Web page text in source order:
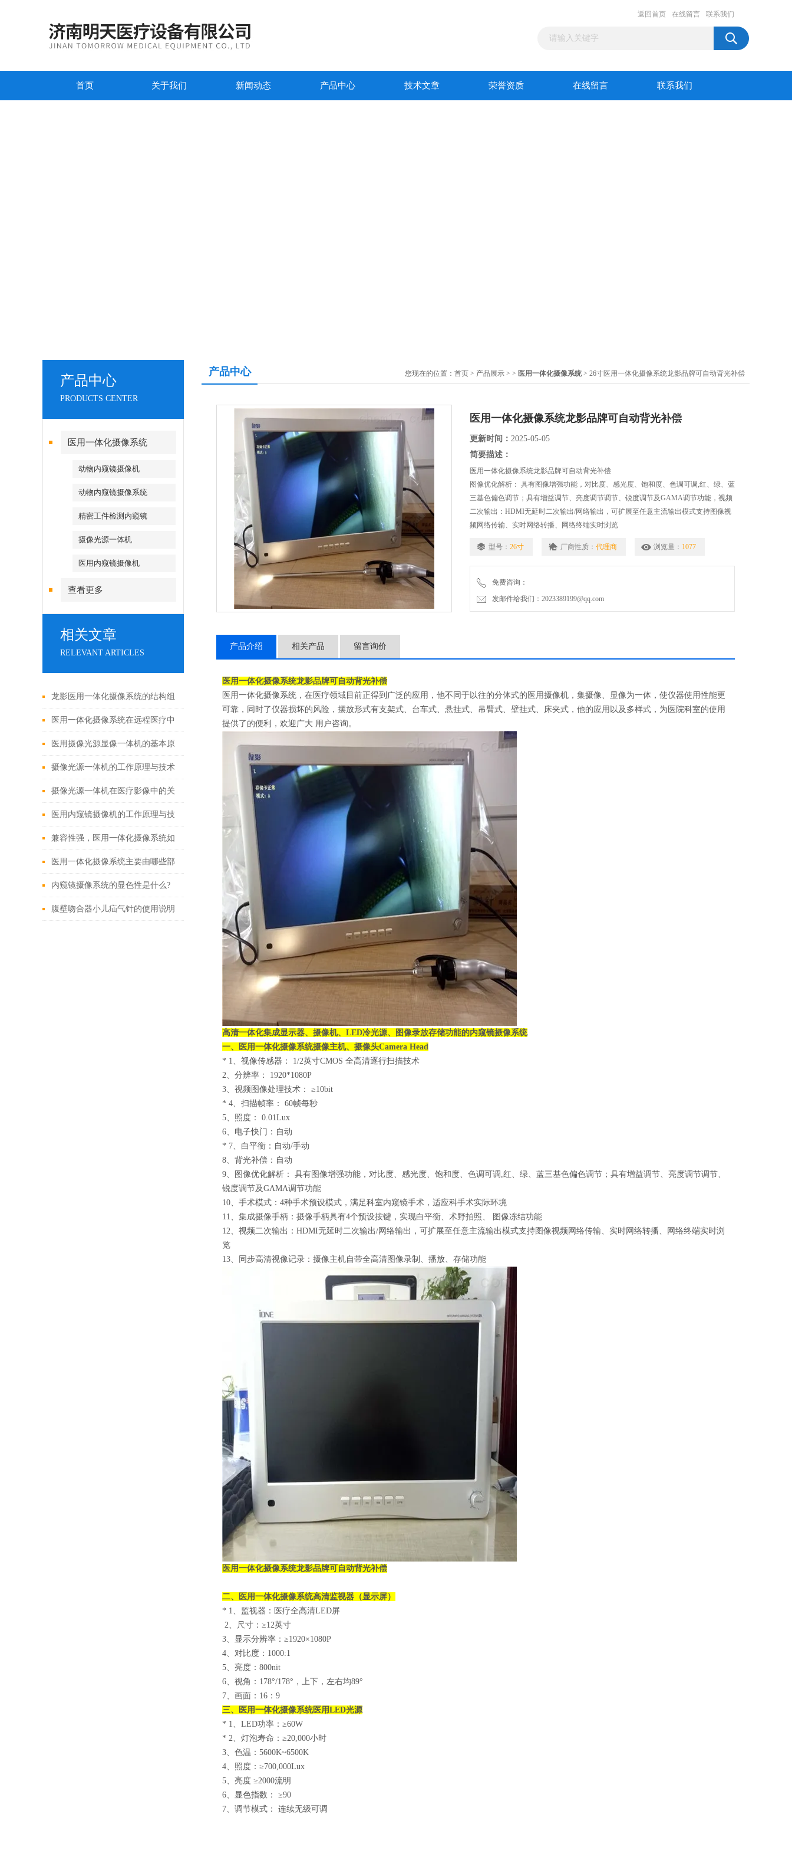
返回首页 在线留言 联系我们
首页 关于我们 新闻动态 产品中心 技术文章 荣誉资质 在线留言 联系我们
产品中心
PRODUCTS CENTER
医用一体化摄像系统
动物内窥镜摄像机
动物内窥镜摄像系统
精密工件检测内窥镜
摄像光源一体机
医用内窥镜摄像机
查看更多
相关文章
RELEVANT ARTICLES
龙影医用一体化摄像系统的结构组
成与功能优势
医用一体化摄像系统在远程医疗中
的应用
医用摄像光源显像一体机的基本原
理与构成
摄像光源一体机的工作原理与技术
解析
摄像光源一体机在医疗影像中的关
键作用
医用内窥镜摄像机的工作原理与技
术创新
兼容性强，医用一体化摄像系统如
何改变现有医疗设备格局？
医用一体化摄像系统主要由哪些部
分组成？
内窥镜摄像系统的显色性是什么?
腹壁吻合器小儿疝气针的使用说明
产品中心 您现在的位置： 首页 > 产品展示 > > 医用一体化摄像系统 > 26寸医用一体化摄像系统龙影品牌可自动背光补偿
医用一体化摄像系统龙影品牌可自动背光补偿
更新时间： 2025-05-05
简要描述：
医用一体化摄像系统龙影品牌可自动背光补偿
图像优化解析： 具有图像增强功能，对比度、感光度、饱和度、色调可调,红、绿、蓝
三基色偏色调节；具有增益调节、亮度调节调节、锐度调节及GAMA调节功能，视频
二次输出：HDMI无延时二次输出/网络输出，可扩展至任意主流输出模式支持图像视
频网络传输、实时网络转播、网络终端实时浏览
型号： 26寸 厂商性质： 代理商 浏览量： 1077
免费咨询：
发邮件给我们：2023389199@qq.com
产品介绍 相关产品 留言询价
医用一体化摄像系统龙影品牌可自动背光补偿
医用一体化摄像系统，在医疗领域目前正得到广泛的应用，他不同于以往的分体式的医用摄像机，集摄像、显像为一体，使仪器使用性能更
可靠，同时了仪器损坏的风险，摆放形式有支架式、台车式、悬挂式、吊臂式、壁挂式、床夹式，他的应用以及多样式，为医院科室的使用
提供了的便利，欢迎广大 用户咨询。
高清一体化集成显示器、摄像机、LED冷光源、图像录放存储功能的内窥镜摄像系统
一、
医用一体化摄像系统摄像主机、摄像头Camera Head
* 1、视像传感器： 1/2英寸CMOS 全高清逐行扫描技术
2、分辨率： 1920*1080P
3、视频图像处理技术： ≥10bit
* 4、扫描帧率： 60帧每秒
5、照度： 0.01Lux
6、电子快门：自动
* 7、白平衡：自动/手动
8、背光补偿：自动
9、图像优化解析： 具有图像增强功能，对比度、感光度、饱和度、色调可调,红、绿、蓝三基色偏色调节； 具有增益调节、亮度调节调节、
锐度调节及GAMA调节功能
10、手术模式：4种手术预设模式，满足科室内窥镜手术，适应科手术实际环境
11、集成摄像手柄：摄像手柄具有4个预设按键，实现白平衡、术野拍照、
图像冻结功能
12、视频二次输出：HDMI无延时二次输出/网络输出，可扩展至任意主流输出模式支持图像视频网络传输、实时网络转播、网络终端实时浏
览
13、同步高清视像记录：摄像主机自带全高清图像录制、播放、存储功能
医用一体化摄像系统龙影品牌可自动背光补偿
二、 医用一体化摄像系统高清监视器（显示屏）
* 1、监视器：医疗全高清LED屏
2、尺寸：≥12英寸
3、显示分辨率：≥1920×1080P
4、对比度： 1000:1
5、亮度： 800nit
6、视角：178°/178°，上下，左右均89°
7、画面：16：9
三、
医用一体化摄像系统医用LED光源
* 1、LED功率：≥60W
* 2、灯泡寿命：≥20,000小时
3、色温：5600K~6500K
4、照度：≥700,000Lux
5、亮度 ≥2000流明
6、显色指数： ≥90
7、调节模式： 连续无级可调